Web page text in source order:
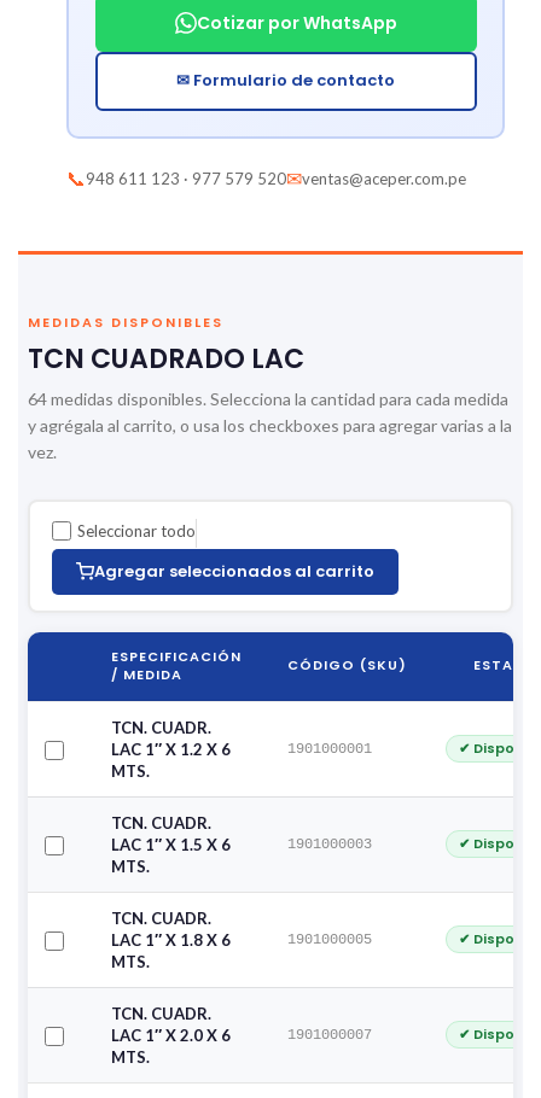
Cotizar por WhatsApp
✉ Formulario de contacto
📞948 611 123 · 977 579 520✉ventas@aceper.com.pe
MEDIDAS DISPONIBLES
TCN CUADRADO LAC
64 medidas disponibles. Selecciona la cantidad para cada medida
y agrégala al carrito, o usa los checkboxes para agregar varias a la
vez.
Seleccionar todo
Agregar seleccionados al carrito
ESPECIFICACIÓN
/ MEDIDA
CÓDIGO (SKU) ESTADO
TCN. CUADR.
LAC 1″ X 1.2 X 6
MTS.
1901000001 ✔
TCN. CUADR.
LAC 1″ X 1.5 X 6
MTS.
1901000003 ✔
TCN. CUADR.
LAC 1″ X 1.8 X 6
MTS.
1901000005 ✔
TCN. CUADR.
LAC 1″ X 2.0 X 6
MTS.
1901000007 ✔